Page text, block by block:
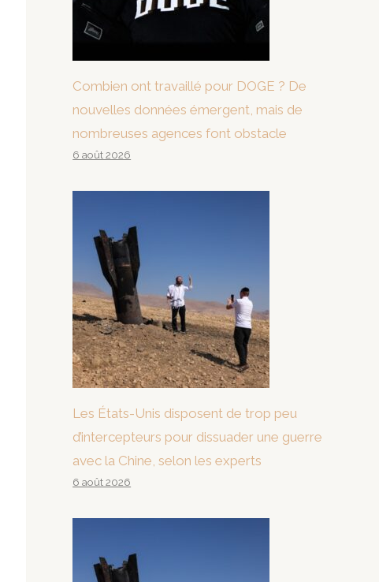
Combien ont travaillé pour DOGE ? De
nouvelles données émergent, mais de
nombreuses agences font obstacle
6 août 2026
Les États-Unis disposent de trop peu
d’intercepteurs pour dissuader une guerre
avec la Chine, selon les experts
6 août 2026